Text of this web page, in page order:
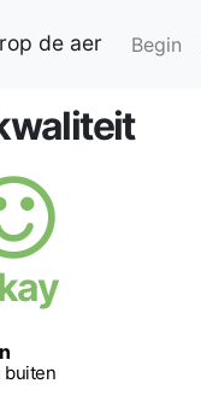
de aer Begin
buiten